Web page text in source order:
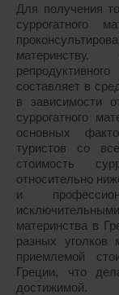
Для получения
суррогатного
составляет в
в зависимости
суррогатного
основных
туристов со
стоимость
относительно
и
материнства в
разных уголков
приемлемой
Греции, что
достижимой.